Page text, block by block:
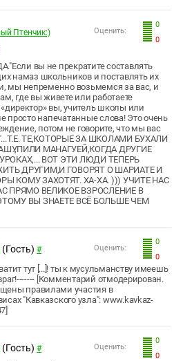
0
0
Оценить:
Птенчик:)
вы не прекратите составлять
намаз школьников и поставлять их
мы непременно возьмемся за вас, и
где вы живете или работаете
вы, учитель школы или
просто напечатанные слова! Это очень
потом не говорите, что мы вас
ТЕ,КОТОРЫЕ ЗА ШКОЛАМИ БУХАЛИ
МАНАГУЕЙ,КОГДА ДРУГИЕ
ВОТ ЭТИ ЛЮДИ ТЕПЕРЬ
ДРУГИМ,И ГОВОРЯТ О ШАРИАТЕ И
КОМУ ЗАХОТЯТ. ХА-ХА. ))) УЧИТЕ НАС
ПРЯМО ВЕЛИКОЕ ВЗРОСЛЕНИЕ В
ВЫ ЗНАЕТЕ ВСЁ БОЛЬШЕ ЧЕМ
0
0
Оценить:
(Гость) #
тут [...]! ты к мусульманству имеешь
[Комментарий отмодерирован.
правилами участия в
"Кавказского узла": www.kavkaz-
0
0
Оценить:
(Гость) #